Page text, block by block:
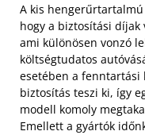
A kis
hogy a biztosítási díjak
ami különösen vonzó
költségtudatos
esetében a fenntartási
biztosítás teszi ki, így
modell komoly
Emellett a gyártók